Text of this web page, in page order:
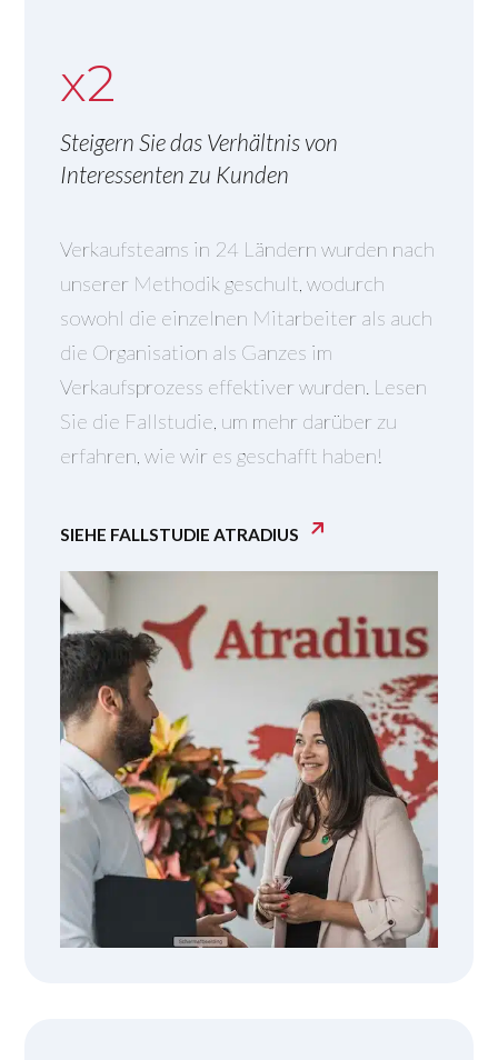
x2
Steigern Sie das Verhältnis von
Interessenten zu Kunden
Verkaufsteams in 24 Ländern wurden nach
unserer Methodik geschult, wodurch
sowohl die einzelnen Mitarbeiter als auch
die Organisation als Ganzes im
Verkaufsprozess effektiver wurden. Lesen
Sie die Fallstudie, um mehr darüber zu
erfahren, wie wir es geschafft haben!
SIEHE FALLSTUDIE ATRADIUS